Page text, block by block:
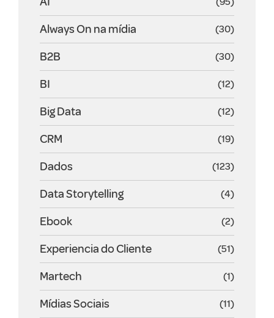
Always On na mídia (30)
B2B (30)
BI (12)
Big Data (12)
CRM (19)
Dados (123)
Data Storytelling (4)
Ebook (2)
Experiencia do Cliente (51)
Martech (1)
Mídias Sociais (11)